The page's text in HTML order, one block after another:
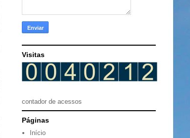
Visitas
contador de acessos
Páginas
Início